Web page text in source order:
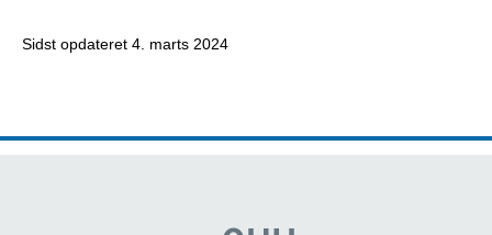
Sidst opdateret 4. marts 2024